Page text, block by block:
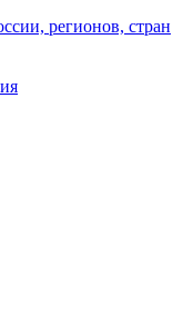
регионов, стран